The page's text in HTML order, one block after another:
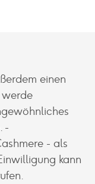
einen
werde
-
- als
kann